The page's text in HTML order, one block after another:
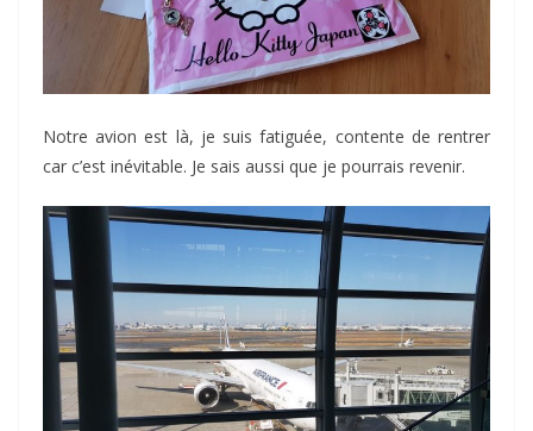
Notre avion est là, je suis fatiguée, contente de rentrer
car c’est inévitable. Je sais aussi que je pourrais revenir.